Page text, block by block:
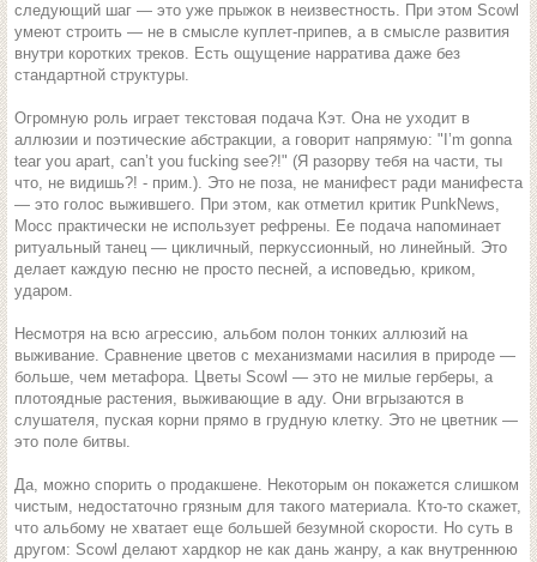
следующий шаг — это уже прыжок в неизвестность. При этом Scowl
умеют строить — не в смысле куплет-припев, а в смысле развития
внутри коротких треков. Есть ощущение нарратива даже без
стандартной структуры.
Огромную роль играет текстовая подача Кэт. Она не уходит в
аллюзии и поэтические абстракции, а говорит напрямую: "I’m gonna
tear you apart, can’t you fucking see?!" (Я разорву тебя на части, ты
что, не видишь?! - прим.). Это не поза, не манифест ради манифеста
— это голос выжившего. При этом, как отметил критик PunkNews,
Мосс практически не использует рефрены. Ее подача напоминает
ритуальный танец — цикличный, перкуссионный, но линейный. Это
делает каждую песню не просто песней, а исповедью, криком,
ударом.
Несмотря на всю агрессию, альбом полон тонких аллюзий на
выживание. Сравнение цветов с механизмами насилия в природе —
больше, чем метафора. Цветы Scowl — это не милые герберы, а
плотоядные растения, выживающие в аду. Они вгрызаются в
слушателя, пуская корни прямо в грудную клетку. Это не цветник —
это поле битвы.
Да, можно спорить о продакшене. Некоторым он покажется слишком
чистым, недостаточно грязным для такого материала. Кто-то скажет,
что альбому не хватает еще большей безумной скорости. Но суть в
другом: Scowl делают хардкор не как дань жанру, а как внутреннюю